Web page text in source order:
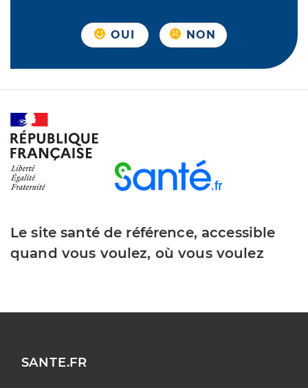
OUI NON
Le site santé de référence, accessible
quand vous voulez, où vous voulez
SANTE.FR